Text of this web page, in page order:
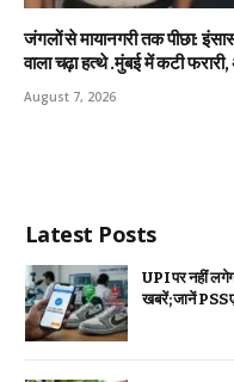
जंगलों से मायानगरी तक पीछा:
वाला चढ़ा हत्थे .मुंबई में कटी
August 7, 2026
Latest Posts
UPI पर नहीं
खबरें; जानें PSS